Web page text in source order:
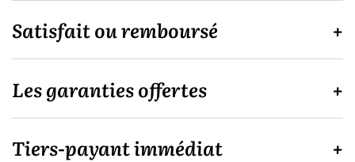
Satisfait ou remboursé
Les garanties offertes
Tiers-payant immédiat